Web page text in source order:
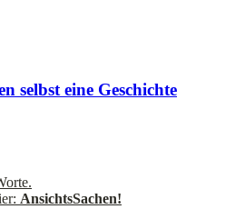
selbst eine Geschichte
AnsichtsSachen!